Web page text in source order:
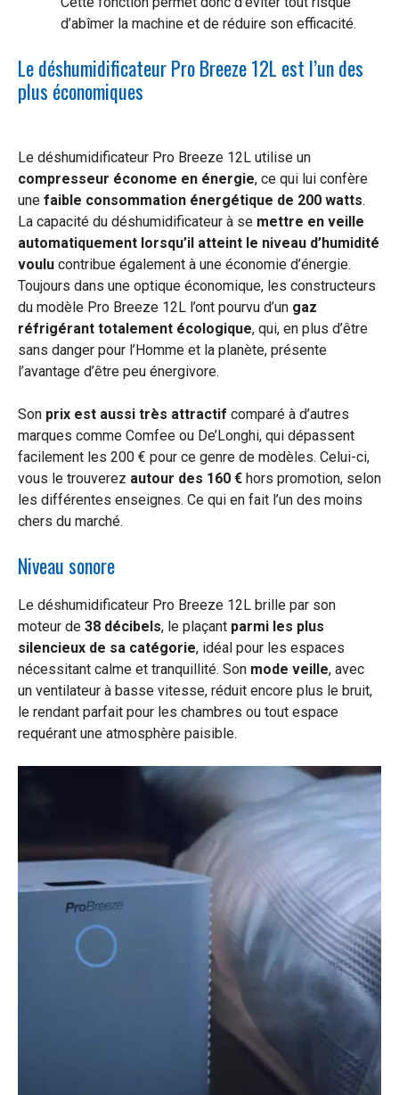
d’abîmer la machine et de réduire son efficacité.
Le déshumidificateur Pro Breeze 12L est l’un des
plus économiques
Le déshumidificateur Pro Breeze 12L utilise un
compresseur économe en énergie, ce qui lui confère
une faible consommation énergétique de 200 watts.
La capacité du déshumidificateur à se mettre en veille
automatiquement lorsqu’il atteint le niveau d’humidité
voulu contribue également à une économie d’énergie.
Toujours dans une optique économique, les constructeurs
du modèle Pro Breeze 12L l’ont pourvu d’un gaz
réfrigérant totalement écologique, qui, en plus d’être
sans danger pour l’Homme et la planète, présente
l’avantage d’être peu énergivore.
Son prix est aussi très attractif comparé à d’autres
marques comme Comfee ou De’Longhi, qui dépassent
facilement les 200 € pour ce genre de modèles. Celui-ci,
vous le trouverez autour des 160 € hors promotion, selon
les différentes enseignes. Ce qui en fait l’un des moins
chers du marché.
Niveau sonore
Le déshumidificateur Pro Breeze 12L brille par son
moteur de 38 décibels, le plaçant parmi les plus
silencieux de sa catégorie, idéal pour les espaces
nécessitant calme et tranquillité. Son mode veille, avec
un ventilateur à basse vitesse, réduit encore plus le bruit,
le rendant parfait pour les chambres ou tout espace
requérant une atmosphère paisible.